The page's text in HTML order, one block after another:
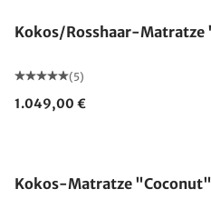
Kokos/Rosshaar-
(5)
1.049,00 €
Kokos-Matratze "Coconut"